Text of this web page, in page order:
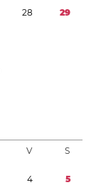
28 29
V S
4 5